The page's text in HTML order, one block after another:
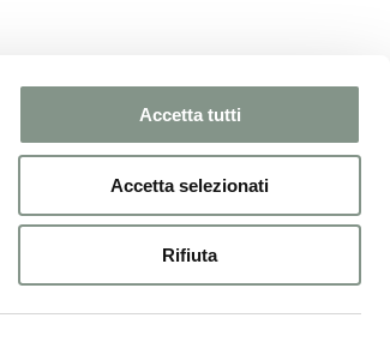
Accetta tutti
Accetta selezionati
Rifiuta